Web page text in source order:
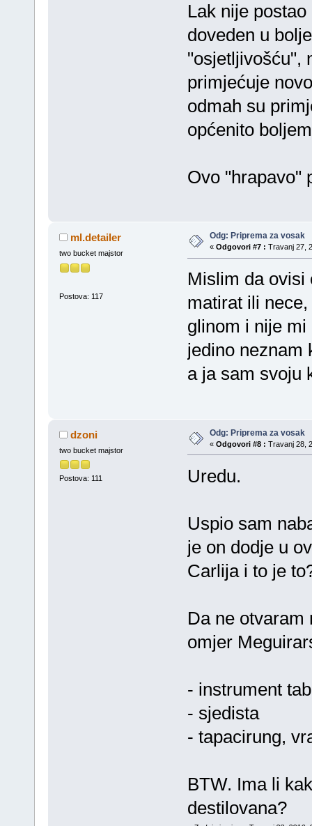
Lak nije
doveden u
"osjetljivošću",
primjećuje
odmah su
općenito
Ovo "hrapavo"
ml.detailer
two bucket majstor
Postova: 117
Odg: Priprema za vosak
« Odgovori #7 : Travanj 27,
Mislim da ovisi
matirat ili
glinom i nije
jedino neznam
a ja sam svoju
dzoni
two bucket majstor
Postova: 111
Odg: Priprema za vosak
« Odgovori #8 : Travanj 28,
Uredu.
Uspio sam
je on dodje u
Carlija i to je
Da ne otvaram
omjer
- instrument
- sjedista
- tapacirung,
BTW. Ima li
destilovana?